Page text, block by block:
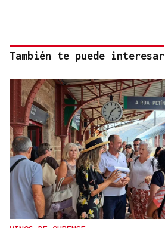
También te puede interesar